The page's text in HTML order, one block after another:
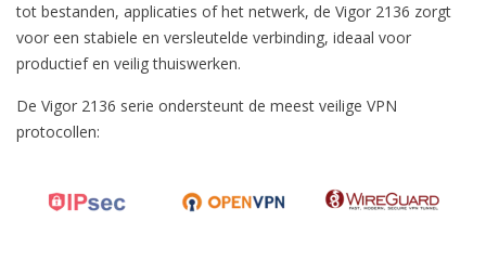
tot bestanden, applicaties of het netwerk, de Vigor 2136 zorgt
voor een stabiele en versleutelde verbinding, ideaal voor
productief en veilig thuiswerken.
De Vigor 2136 serie ondersteunt de meest veilige VPN
protocollen: